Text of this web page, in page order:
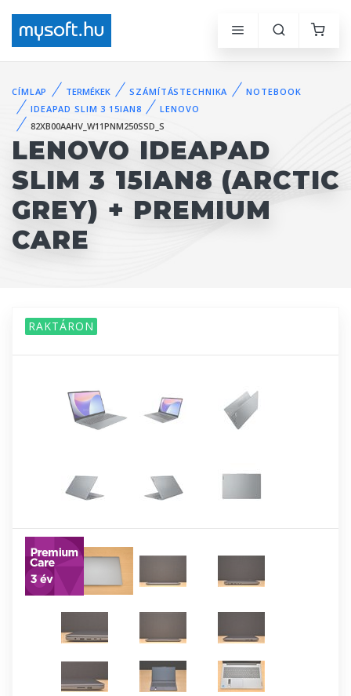
CÍMLAP TERMÉKEK SZÁMÍTÁSTECHNIKA
NOTEBOOK
IDEAPAD SLIM 3 15IAN8
LENOVO
82XB00AAHV_W11PNM250SSD_S
LENOVO IDEAPAD
SLIM 3 15IAN8 (ARCTIC
GREY) + PREMIUM
CARE
RAKTÁRON